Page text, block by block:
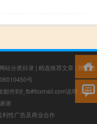
网站分类目录 | 精选推荐文章 | 网站地
号
邮件到f_fb#foxmail.com说明，我们
谢
性广告及商业合作